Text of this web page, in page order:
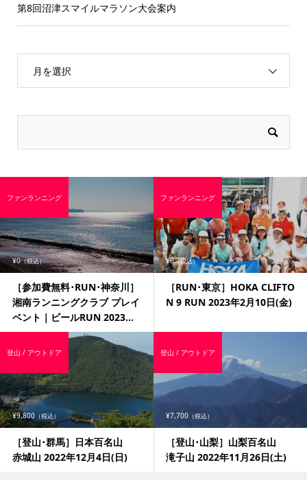
第8回沼津スマイルマラソン大会案内
月を選択
¥0（税込）
［参加費無料･RUN･神奈川］
湘南ランニングクラブ プレイ
ベント｜ビールRUN 2023...
ファンランニング
¥0（税込）
［RUN･東京］HOKA CLIFTO
N 9 RUN 2023年2月10日(金)
ファンランニング
¥9,800 （税込）
［登山･群馬］日本百名山
赤城山 2022年12月4日(日)
登山 / アウトドア
¥7,700 （税込）
［登山･山梨］山梨百名山
滝子山 2022年11月26日(土)
登山 / アウトドア